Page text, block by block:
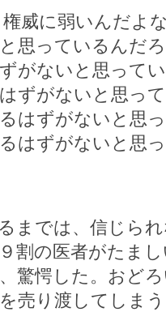
威に弱いんだよ
思っているんだ
がないと思って
ずがないと思っ
はずがないと思
はずがないと思
までは、信じら
割の医者がたま
驚愕した。おど
売り渡してしま